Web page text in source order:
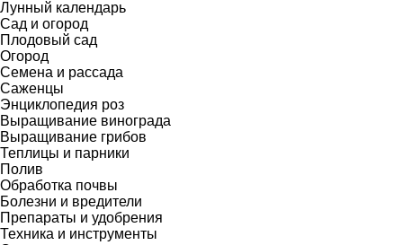
Лунный календарь
Сад и огород
Плодовый сад
Огород
Семена и рассада
Саженцы
Энциклопедия роз
Выращивание винограда
Выращивание грибов
Теплицы и парники
Полив
Обработка почвы
Болезни и вредители
Препараты и удобрения
Техника и инструменты